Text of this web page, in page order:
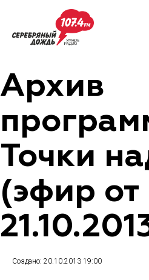
Архив
Точки
(эфир от
Создано: 20.10.2013 19:00